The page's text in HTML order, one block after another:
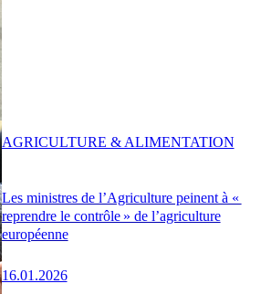
Les ministres de l’Agriculture peinent à «
reprendre le contrôle » de l’agriculture
européenne
16.01.2026
AGRICULTURE & ALIMENTATION